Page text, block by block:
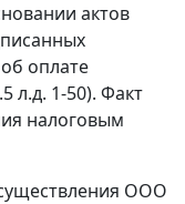
актов
оплате
л.д. 1-50). Факт
налоговым
ООО